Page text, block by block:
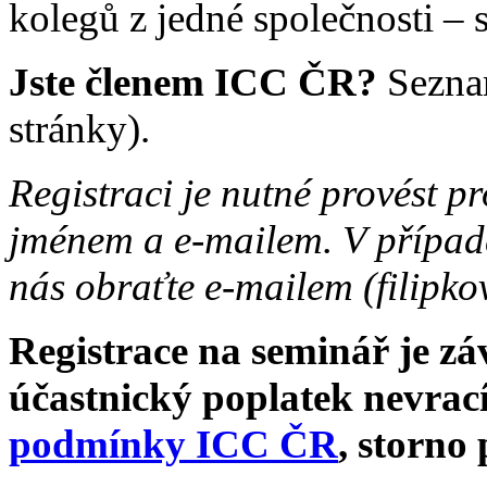
kolegů z jedné společnosti –
Jste členem ICC ČR?
stránky).
Registraci je nutné provést
jménem a e-mailem. V
nás obraťte e-mailem
Registrace na seminář je
účastnický poplatek
podmínky ICC ČR, storno